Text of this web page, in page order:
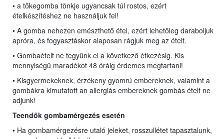
• a tőkegomba tönkje ugyancsak túl rostos, ezért
ételkészítéshez ne használjuk fel!
• A gomba nehezen emészthető étel, ezért lehetőleg daraboljuk
apróra, és fogyasztáskor alaposan rágjuk meg az ételt.
• Gombaételt ne tegyünk el a következő étkezésig. Kis
mennyiségű maradékot 48 óráig érdemes megtartani!
• Kisgyermekeknek, érzékeny gyomrú embereknek, valamint a
gombákra kimutatott an allergiás embereknek gombás ételt ne
adjunk!
Teendők gombamérgezés esetén
• Ha gombamérgezésre utaló jeleket, rosszullétet tapasztalunk,